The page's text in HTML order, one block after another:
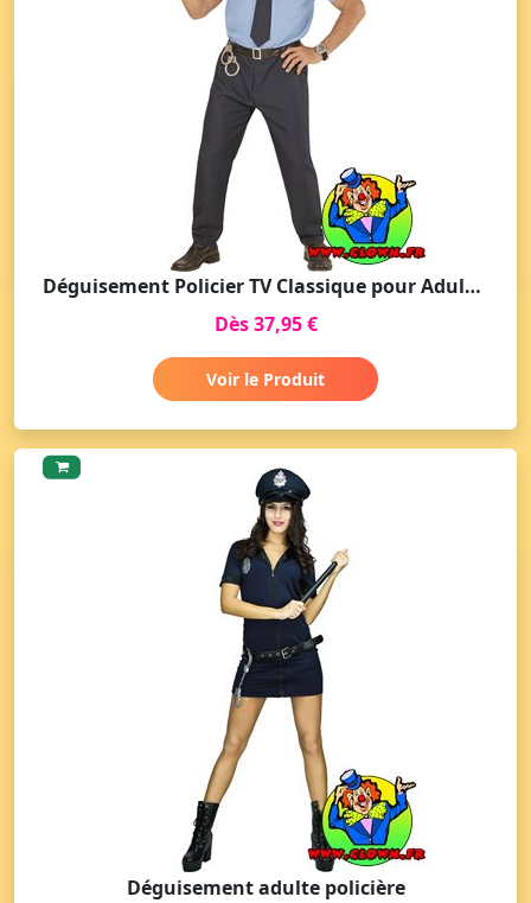
Déguisement Policier TV Classique pour Adultes
Dès 37,95 €
Voir le Produit
Déguisement adulte policière